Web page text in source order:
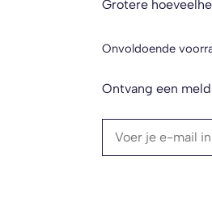
Grotere
Onvoldoende
Ontvang een